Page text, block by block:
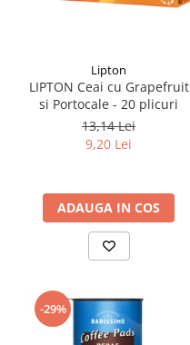
Lipton
LIPTON Ceai cu Grapefruit
si Portocale - 20 plicuri
13,14 Lei
9,20 Lei
ADAUGA IN COS
-29%